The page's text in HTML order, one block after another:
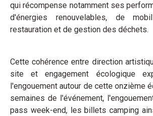
qui récompense notamment ses
d'énergies renouvelables, de
restauration et de gestion des déchets.
Cette cohérence entre direction
site et engagement écologique
l'engouement autour de cette onzième
semaines de l'événement,
pass week-end, les billets camping